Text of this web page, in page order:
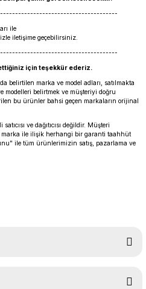
ile
iletişime geçebilirsiniz.
için teşekkür ederiz.
belirtilen marka ve model adları, satılmakta
belirtmek ve müşteriyi doğru
bu ürünler bahsi geçen markaların orijinal
ve dağıtıcısı değildir. Müşteri
ile ilişik herhangi bir garanti taahhüt
ile tüm ürünlerimizin satış, pazarlama ve